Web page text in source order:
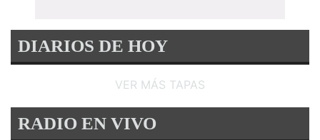
DIARIOS DE HOY
VER MÁS TAPAS
RADIO EN VIVO